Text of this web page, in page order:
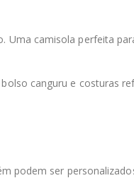
Uma camisola perfeita
canguru e costuras
podem ser